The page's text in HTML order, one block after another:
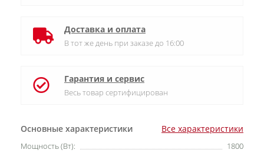
Основные характеристики Все характеристики
Мощность (Вт):
1800
Доставка и оплата
В тот же день при заказе до 16:00
Гарантия и сервис
Весь товар сертифицирован